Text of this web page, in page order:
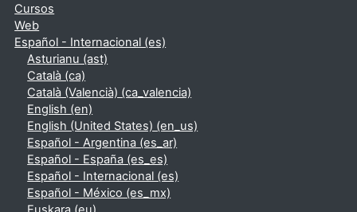
Cursos
Web
Español - Internacional ‎(es)‎
Asturianu ‎(ast)‎
Català ‎(ca)‎
Català (Valencià) ‎(ca_valencia)‎
English ‎(en)‎
English (United States) ‎(en_us)‎
Español - Argentina ‎(es_ar)‎
Español - España ‎(es_es)‎
Español - Internacional ‎(es)‎
Español - México ‎(es_mx)‎